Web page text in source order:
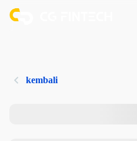
kembali